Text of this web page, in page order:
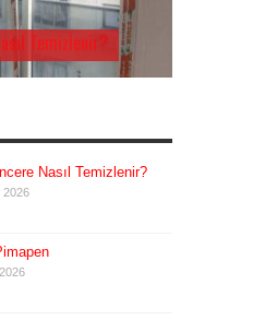
Temizlenir?
Nasıl Temizlenir?
2026